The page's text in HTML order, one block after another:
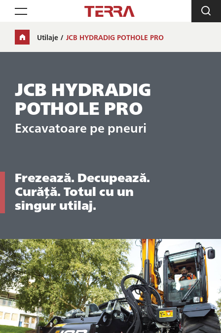
Toggle navigation
Utilaje JCB HYDRADIG POTHOLE PRO
JCB HYDRADIG
POTHOLE PRO
Excavatoare pe pneuri
Frezează. Decupează.
Curăță. Totul cu un
singur utilaj.